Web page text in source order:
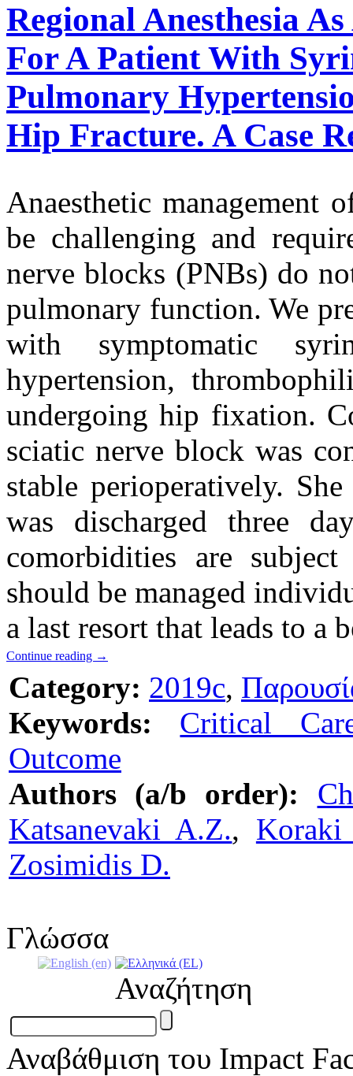
Regional Anesthesia
For A Patient With
Pulmonary
Hip Fracture. A Case
Anaesthetic management
be challenging and
nerve blocks (PNBs) do
pulmonary function. We
with symptomatic
hypertension,
undergoing hip fixation.
sciatic nerve block was
stable perioperatively.
was discharged three
comorbidities are
should be managed
a last resort that leads to a
Continue reading →
Category: 2019c,
Keywords:
Critical
Outcome
Authors (a/b order):
Katsanevaki A.Z.,
Zosimidis D.
Γλώσσα
Αναζήτηση
Αναβάθμιση του Impact